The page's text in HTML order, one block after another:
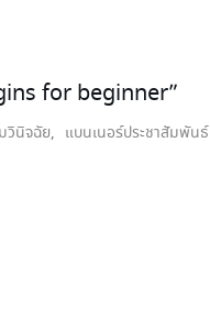
for beginner”
วินิจฉัย, แบนเนอร์ประชาสัมพันธ์